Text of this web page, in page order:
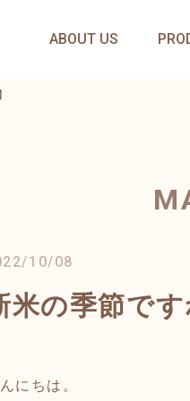
ABOUT US
10/08
米の季節です
にちは。